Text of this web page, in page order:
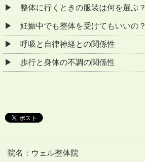
整体に行くときの服装は何を選ぶ？
妊娠中でも整体を受けてもいいの？
呼吸と自律神経との関係性
歩行と身体の不調の関係性
院名：ウェル整体院